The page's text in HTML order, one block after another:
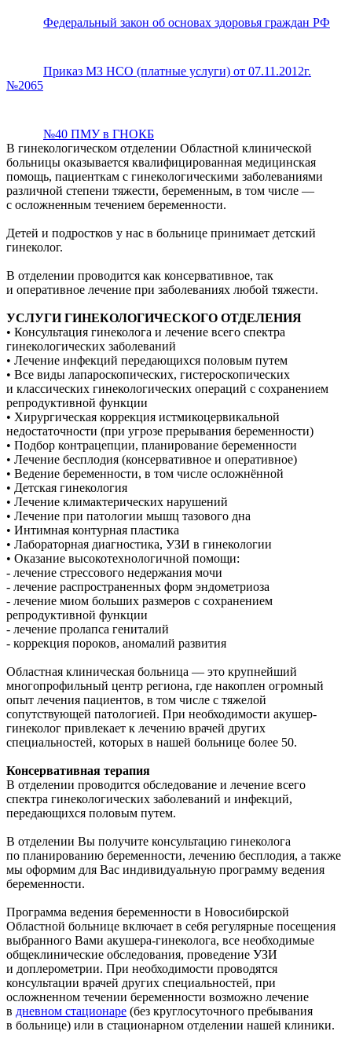
Федеральный закон об основах здоровья граждан РФ
Приказ МЗ НСО (платные услуги) от 07.11.2012г.
№2065
№40 ПМУ в ГНОКБ
В гинекологическом отделении Областной клинической
больницы оказывается квалифицированная медицинская
помощь, пациенткам с гинекологическими заболеваниями
различной степени тяжести, беременным, в том числе —
с осложненным течением беременности.
Детей и подростков у нас в больнице принимает детский
гинеколог.
В отделении проводится как консервативное, так
и оперативное лечение при заболеваниях любой тяжести.
УСЛУГИ ГИНЕКОЛОГИЧЕСКОГО ОТДЕЛЕНИЯ
• Консультация гинеколога и лечение всего спектра
гинекологических заболеваний
• Лечение инфекций передающихся половым путем
• Все виды лапароскопических, гистероскопических
и классических гинекологических операций с сохранением
репродуктивной функции
• Хирургическая коррекция истмикоцервикальной
недостаточности (при угрозе прерывания беременности)
• Подбор контрацепции, планирование беременности
• Лечение бесплодия (консервативное и оперативное)
• Ведение беременности, в том числе осложнённой
• Детская гинекология
• Лечение климактерических нарушений
• Лечение при патологии мышц тазового дна
• Интимная контурная пластика
• Лабораторная диагностика, УЗИ в гинекологии
• Оказание высокотехнологичной помощи:
- лечение стрессового недержания мочи
- лечение распространенных форм эндометриоза
- лечение миом больших размеров с сохранением
репродуктивной функции
- лечение пролапса гениталий
- коррекция пороков, аномалий развития
Областная клиническая больница — это крупнейший
многопрофильный центр региона, где накоплен огромный
опыт лечения пациентов, в том числе с тяжелой
сопутствующей патологией. При необходимости акушер-
гинеколог привлекает к лечению врачей других
специальностей, которых в нашей больнице более 50.
Консервативная терапия
В отделении проводится обследование и лечение всего
спектра гинекологических заболеваний и инфекций,
передающихся половым путем.
В отделении Вы получите консультацию гинеколога
по планированию беременности, лечению бесплодия, а также
мы оформим для Вас индивидуальную программу ведения
беременности.
Программа ведения беременности в Новосибирской
Областной больнице включает в себя регулярные посещения
выбранного Вами акушера-гинеколога, все необходимые
общеклинические обследования, проведение УЗИ
и доплерометрии. При необходимости проводятся
консультации врачей других специальностей, при
осложненном течении беременности возможно лечение
в дневном стационаре (без круглосуточного пребывания
в больнице) или в стационарном отделении нашей клиники.